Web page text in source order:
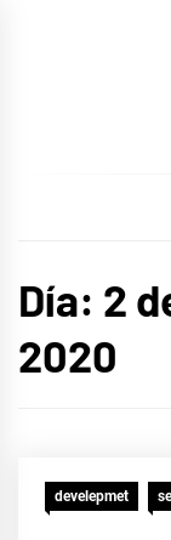
Día: 2
2020
develepmet